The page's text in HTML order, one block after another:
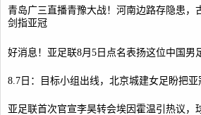
青岛广三直播青豫大战！河南边路存隐患，
剑指亚冠
好消息！亚足联8月5日点名表扬这位中国男
8.7日：目标小组出线，北京城建女足盼把
亚足联首次官宣李昊转会埃因霍温引热议，